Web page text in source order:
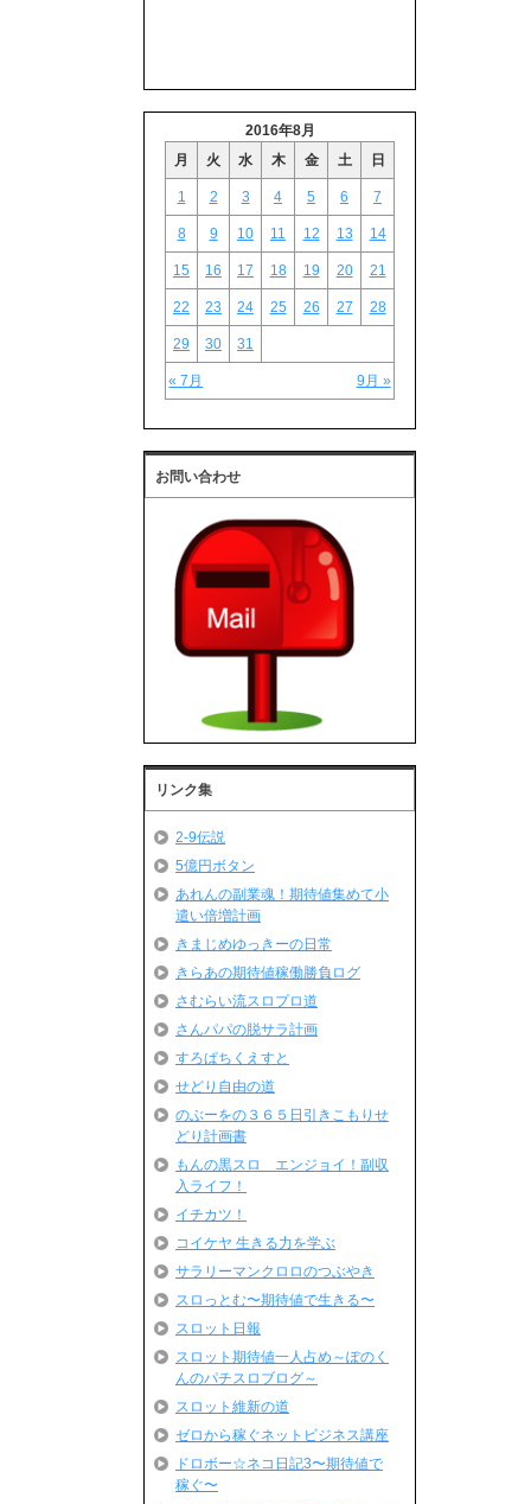
2016年8月
月
火 水 木 金 土 日
« 7月 9月 »
1 2 3 4 5 6 7
8 9 10 11 12 13 14
15 16 17 18 19 20 21
22 23 24 25 26 27 28
29 30 31
お問い合わせ
リンク集
2-9伝説
5億円ボタン
あれんの副業魂！期待値集めて小
遣い倍増計画
きまじめゆっきーの日常
きらあの期待値稼働勝負ログ
さむらい流スロプロ道
さんパパの脱サラ計画
すろぱちくえすと
せどり自由の道
のぶーをの３６５日引きこもりせ
どり計画書
もんの黒スロ エンジョイ！副収
入ライフ！
イチカツ！
コイケヤ 生きる力を学ぶ
サラリーマンクロロのつぶやき
スロっとむ〜期待値で生きる〜
スロット日報
スロット期待値一人占め～ぽのく
んのパチスロブログ～
スロット維新の道
ゼロから稼ぐネットビジネス講座
ドロボー☆ネコ日記3〜期待値で
稼ぐ〜